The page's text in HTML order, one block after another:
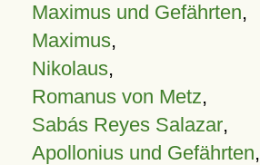
Maximus und Gefährten,
Maximus,
Nikolaus,
Romanus von Metz,
Sabás Reyes Salazar,
Apollonius und Gefährten,